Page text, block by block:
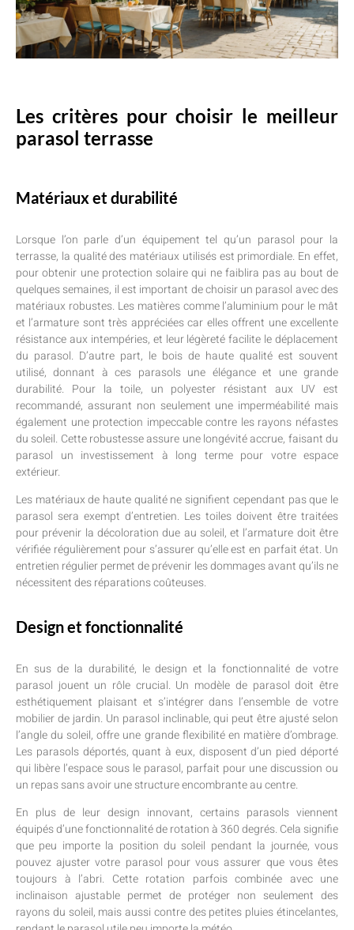
Les critères pour choisir le meilleur
parasol terrasse
Matériaux et durabilité
Lorsque l’on parle d’un équipement tel qu’un parasol pour la
terrasse, la qualité des matériaux utilisés est primordiale. En effet,
pour obtenir une protection solaire qui ne faiblira pas au bout de
quelques semaines, il est important de choisir un parasol avec des
matériaux robustes. Les matières comme l’aluminium pour le mât
et l’armature sont très appréciées car elles offrent une excellente
résistance aux intempéries, et leur légèreté facilite le déplacement
du parasol. D’autre part, le bois de haute qualité est souvent
utilisé, donnant à ces parasols une élégance et une grande
durabilité. Pour la toile, un polyester résistant aux UV est
recommandé, assurant non seulement une imperméabilité mais
également une protection impeccable contre les rayons néfastes
du soleil. Cette robustesse assure une longévité accrue, faisant du
parasol un investissement à long terme pour votre espace
extérieur.
Les matériaux de haute qualité ne signifient cependant pas que le
parasol sera exempt d’entretien. Les toiles doivent être traitées
pour prévenir la décoloration due au soleil, et l’armature doit être
vérifiée régulièrement pour s’assurer qu’elle est en parfait état. Un
entretien régulier permet de prévenir les dommages avant qu’ils ne
nécessitent des réparations coûteuses.
Design et fonctionnalité
En sus de la durabilité, le design et la fonctionnalité de votre
parasol jouent un rôle crucial. Un modèle de parasol doit être
esthétiquement plaisant et s’intégrer dans l’ensemble de votre
mobilier de jardin. Un parasol inclinable, qui peut être ajusté selon
l’angle du soleil, offre une grande flexibilité en matière d’ombrage.
Les parasols déportés, quant à eux, disposent d’un pied déporté
qui libère l’espace sous le parasol, parfait pour une discussion ou
un repas sans avoir une structure encombrante au centre.
En plus de leur design innovant, certains parasols viennent
équipés d’une fonctionnalité de rotation à 360 degrés. Cela signifie
que peu importe la position du soleil pendant la journée, vous
pouvez ajuster votre parasol pour vous assurer que vous êtes
toujours à l’abri. Cette rotation parfois combinée avec une
inclinaison ajustable permet de protéger non seulement des
rayons du soleil, mais aussi contre des petites pluies étincelantes,